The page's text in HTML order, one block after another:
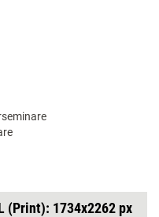
(Print): 1734x2262 px